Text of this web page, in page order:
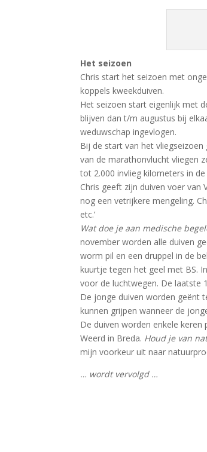
Het seizoen
Chris start het seizoen met
koppels kweekduiven.
Het seizoen start eigenlijk met
blijven dan t/m augustus bij
weduwschap ingevlogen.
Bij de start van het
van de marathonvlucht vliegen
tot 2.000 invlieg kilometers in de
Chris geeft zijn duiven voer van
nog een vetrijkere mengeling.
etc.’
Wat doe je aan medische
november worden alle duiven
worm pil en een druppel in de
kuurtje tegen het geel met BS.
voor de luchtwegen. De laatste
De jonge duiven worden geënt
kunnen grijpen wanneer de
De duiven worden enkele
Weerd in Breda. Houd je van
mijn voorkeur uit naar
… wordt vervolgd …